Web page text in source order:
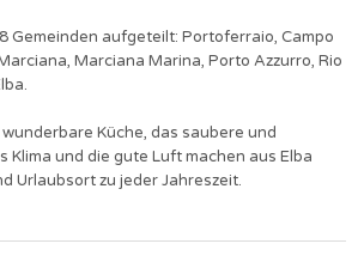
Gemeinden aufgeteilt: Portoferraio, Campo
Marciana Marina, Porto Azzurro, Rio
Küche, das saubere und
Klima und die gute Luft machen aus Elba
Urlaubsort zu jeder Jahreszeit.